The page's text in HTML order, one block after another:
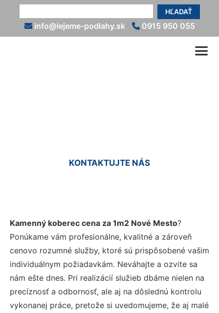
HĽADAŤ
info@lejeme-podlahy.sk 0915 950 055
KONTAKTUJTE NÁS
Kamenný koberec cena za 1m2 Nové Mesto?
Ponúkame vám profesionálne, kvalitné a zároveň
cenovo rozumné služby, ktoré sú prispôsobené vašim
individuálnym požiadavkám. Neváhajte a ozvite sa
nám ešte dnes. Pri realizácií služieb dbáme nielen na
precíznosť a odbornosť, ale aj na dôslednú kontrolu
vykonanej práce, pretože si uvedomujeme, že aj malé